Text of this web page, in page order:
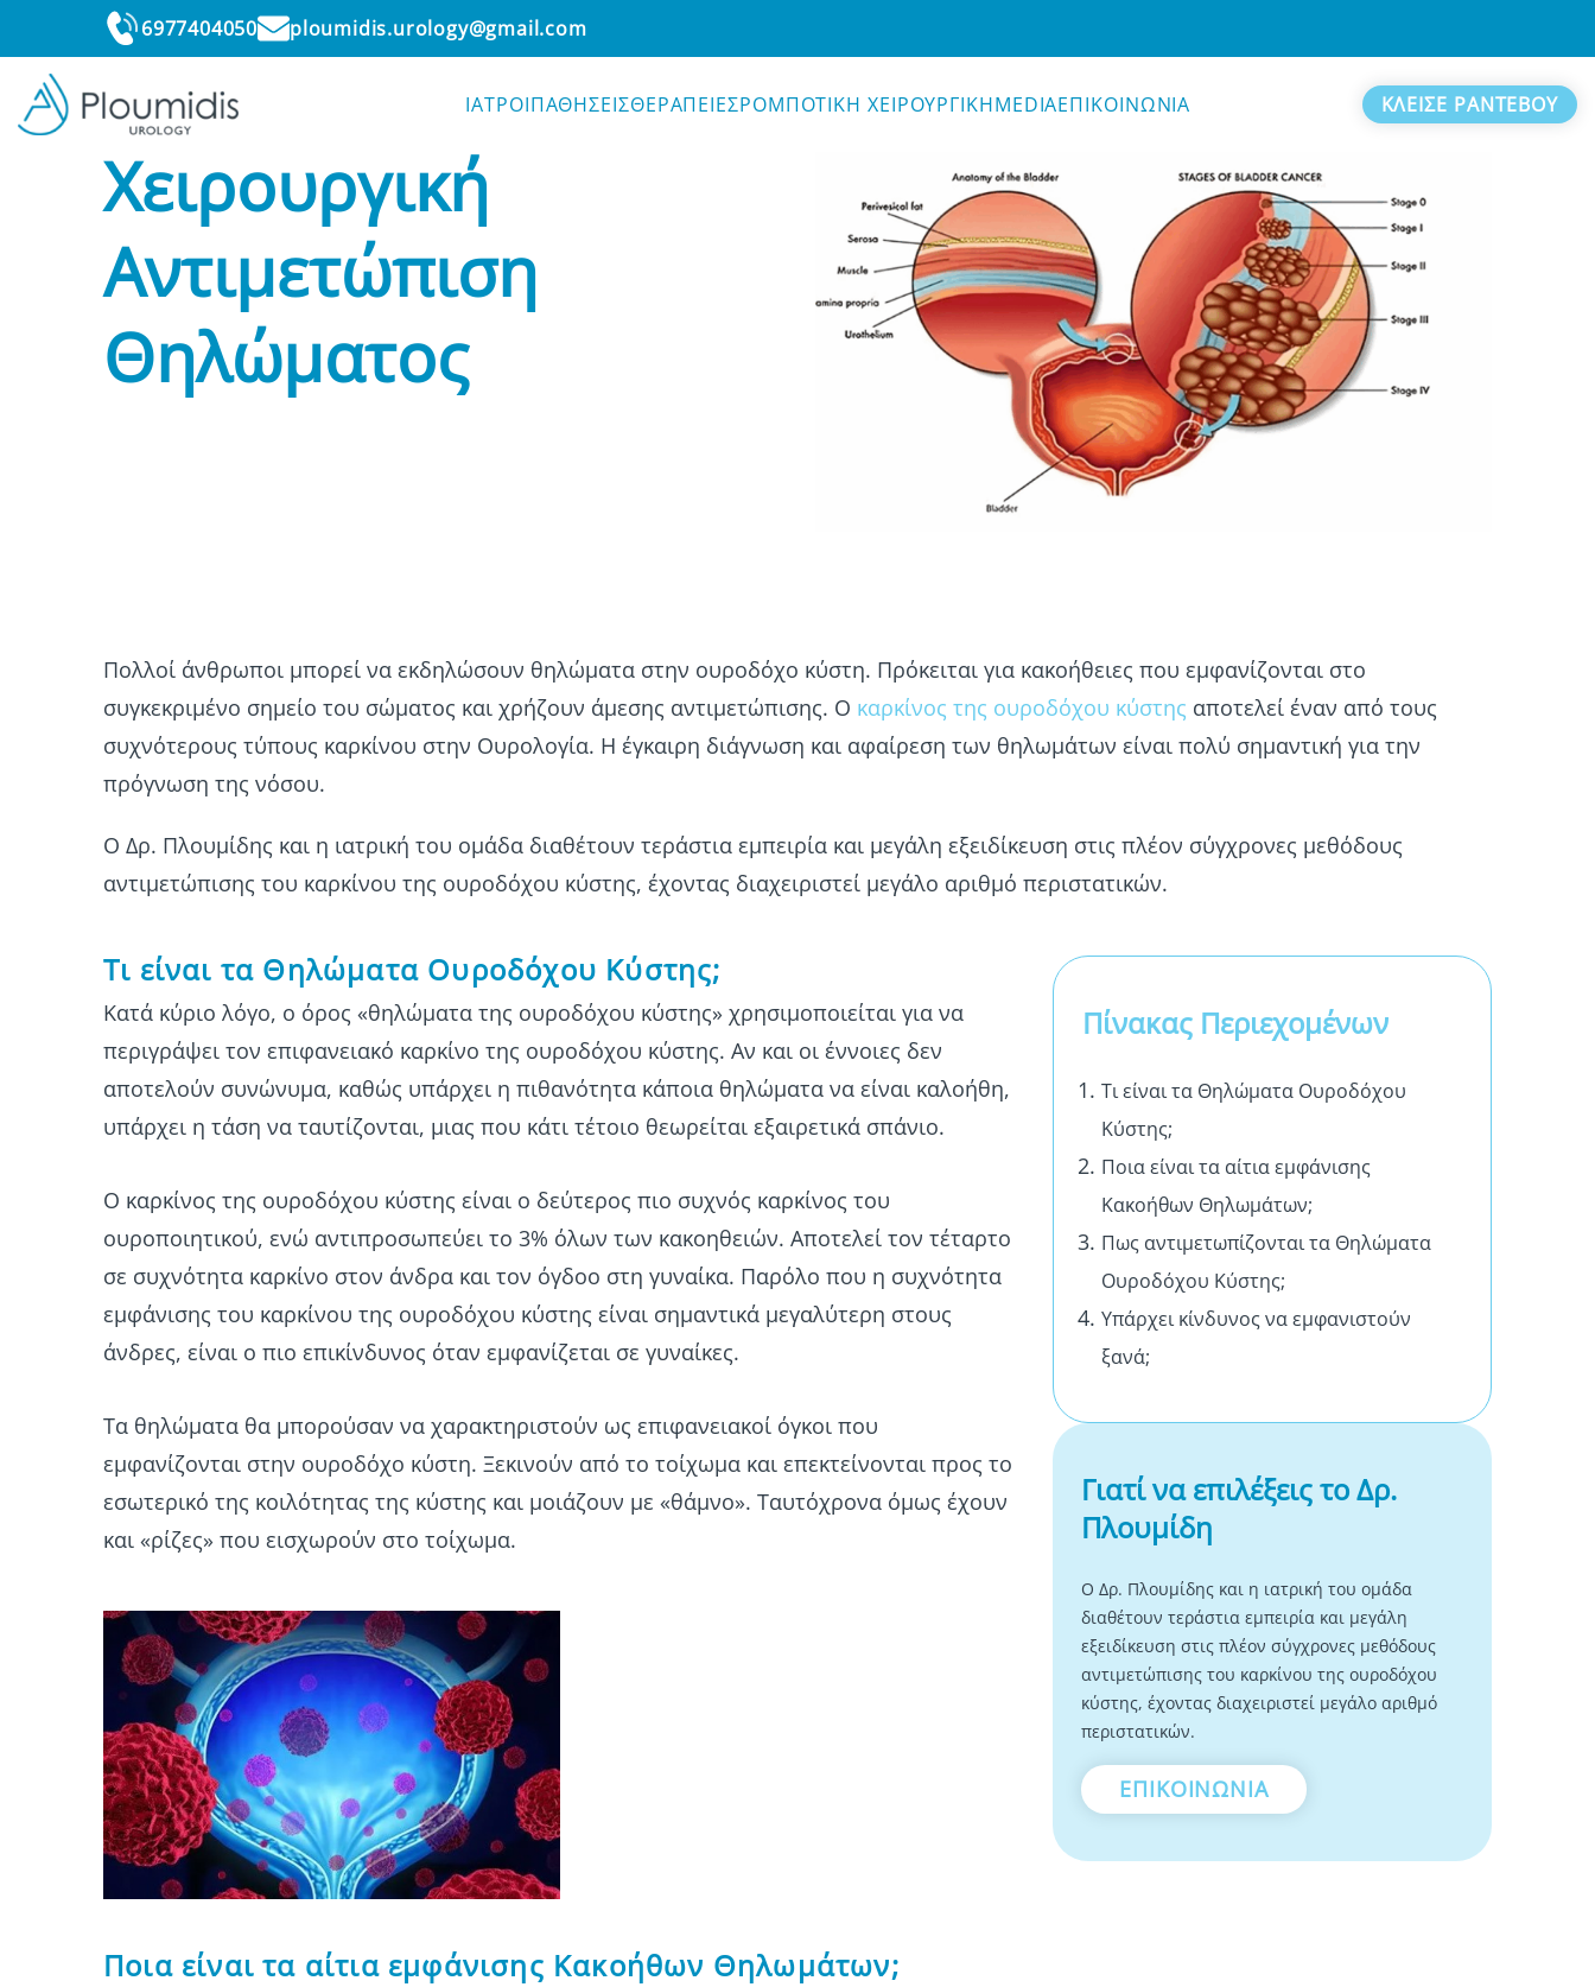
Skip
6977404050 ploumidis.urology@gmail.com
ΙΑΤΡΟΙΠΑΘΗΣΕΙΣΘΕΡΑΠΕΙΕΣΡΟΜΠΟΤΙΚΗ ΧΕΙΡΟΥΡΓΙΚΗMEDIAΕΠΙΚΟΙΝΩΝΙΑ ΚΛΕΙΣΕ ΡΑΝΤΕΒΟΥ
ΑΡΧΙΚΗ• ΥΠΗΡΕΣΙΕΣ
Χειρουργική
Αντιμετώπιση
Θηλώματος
Πολλοί άνθρωποι μπορεί να εκδηλώσουν θηλώματα στην ουροδόχο κύστη. Πρόκειται για κακοήθειες που εμφανίζονται στο
συγκεκριμένο σημείο του σώματος και χρήζουν άμεσης αντιμετώπισης. Ο καρκίνος της ουροδόχου κύστης αποτελεί έναν από τους
συχνότερους τύπους καρκίνου στην Ουρολογία. Η έγκαιρη διάγνωση και αφαίρεση των θηλωμάτων είναι πολύ σημαντική για την
πρόγνωση της νόσου.
Ο Δρ. Πλουμίδης και η ιατρική του ομάδα διαθέτουν τεράστια εμπειρία και μεγάλη εξειδίκευση στις πλέον σύγχρονες μεθόδους
αντιμετώπισης του καρκίνου της ουροδόχου κύστης, έχοντας διαχειριστεί μεγάλο αριθμό περιστατικών.
Τι είναι τα Θηλώματα Ουροδόχου Κύστης;
Κατά κύριο λόγο, ο όρος «θηλώματα της ουροδόχου κύστης» χρησιμοποιείται για να
περιγράψει τον επιφανειακό καρκίνο της ουροδόχου κύστης. Αν και οι έννοιες δεν
αποτελούν συνώνυμα, καθώς υπάρχει η πιθανότητα κάποια θηλώματα να είναι καλοήθη,
υπάρχει η τάση να ταυτίζονται, μιας που κάτι τέτοιο θεωρείται εξαιρετικά σπάνιο.
Ο καρκίνος της ουροδόχου κύστης είναι ο δεύτερος πιο συχνός καρκίνος του
ουροποιητικού, ενώ αντιπροσωπεύει το 3% όλων των κακοηθειών. Αποτελεί τον τέταρτο
σε συχνότητα καρκίνο στον άνδρα και τον όγδοο στη γυναίκα. Παρόλο που η συχνότητα
εμφάνισης του καρκίνου της ουροδόχου κύστης είναι σημαντικά μεγαλύτερη στους
άνδρες, είναι ο πιο επικίνδυνος όταν εμφανίζεται σε γυναίκες.
Τα θηλώματα θα μπορούσαν να χαρακτηριστούν ως επιφανειακοί όγκοι που
εμφανίζονται στην ουροδόχο κύστη. Ξεκινούν από το τοίχωμα και επεκτείνονται προς το
εσωτερικό της κοιλότητας της κύστης και μοιάζουν με «θάμνο». Ταυτόχρονα όμως έχουν
και «ρίζες» που εισχωρούν στο τοίχωμα.
Ποια είναι τα αίτια εμφάνισης Κακοήθων Θηλωμάτων;
Πίνακας Περιεχομένων
Τι είναι τα Θηλώματα Ουροδόχου
Κύστης;
Ποια είναι τα αίτια εμφάνισης
Κακοήθων Θηλωμάτων;
Πως αντιμετωπίζονται τα Θηλώματα
Ουροδόχου Κύστης;
Υπάρχει κίνδυνος να εμφανιστούν
ξανά;
Γιατί να επιλέξεις το Δρ.
Πλουμίδη
Ο Δρ. Πλουμίδης και η ιατρική του ομάδα
διαθέτουν τεράστια εμπειρία και μεγάλη
εξειδίκευση στις πλέον σύγχρονες μεθόδους
αντιμετώπισης του καρκίνου της ουροδόχου
κύστης, έχοντας διαχειριστεί μεγάλο αριθμό
περιστατικών.
ΕΠΙΚΟΙΝΩΝΙΑ